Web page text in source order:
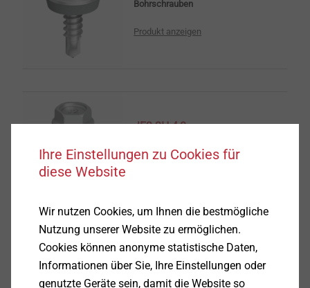
Bohrschrauben
Produkt anzeigen
JF2-2H-4,8
JF3-2H-4,8x19-E14
magaziniert
Ihre Einstellungen zu Cookies für
diese Website
Wir nutzen Cookies, um Ihnen die bestmögliche
Nutzung unserer Website zu ermöglichen.
Cookies können anonyme statistische Daten,
Informationen über Sie, Ihre Einstellungen oder
genutzte Geräte sein, damit die Website so